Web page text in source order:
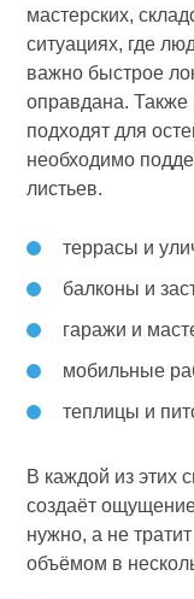
мастерских,
ситуациях, где
важно быстрое
оправдана. Также
подходят для
необходимо
листьев.
террасы и
балконы и
гаражи и
мобильные
теплицы и
В каждой из этих
создаёт
нужно, а не
объёмом в